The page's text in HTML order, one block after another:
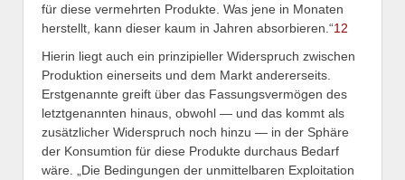
für diese vermehrten Produkte. Was jene in Monaten
herstellt, kann dieser kaum in Jahren absorbieren.“12
Hierin liegt auch ein prinzipieller Widerspruch zwischen
Produktion einerseits und dem Markt andererseits.
Erstgenannte greift über das Fassungsvermögen des
letztgenannten hinaus, obwohl — und das kommt als
zusätzlicher Widerspruch noch hinzu — in der Sphäre
der Konsumtion für diese Produkte durchaus Bedarf
wäre. „Die Bedingungen der unmittelbaren Exploitation